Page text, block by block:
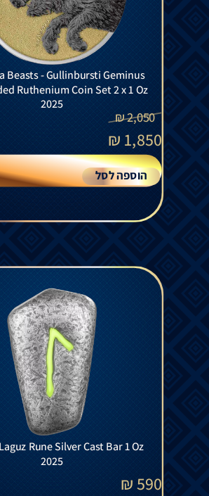
Beasts - Gullinbursti Geminus
Ruthenium Coin Set 2 x 1 Oz
2025
2,050
₪
1,850
₪
הוספה לסל
Rune Silver Cast Bar 1 Oz
2025
590
₪